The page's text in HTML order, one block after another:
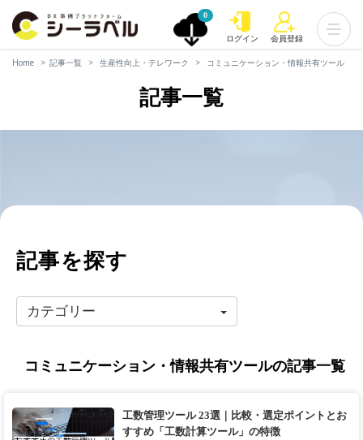
0
ログイン 会員登録
Home 記事一覧 生産性向上・テレワーク コミュニケーション・情報共有ツール
記事一覧
記事を探す
カテゴリー
コミュニケーション・情報共有ツールの記事一覧
工数管理ツール 23選｜比較・選定ポイントとお
すすめ「工数計算ツール」の特徴